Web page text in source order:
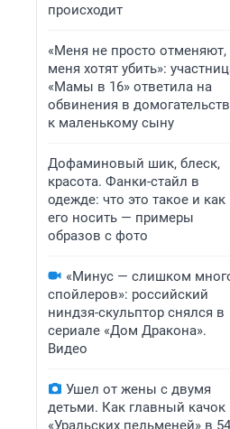
происходит
«Меня не просто отменяют,
меня хотят убить»:
«Мамы в 16» ответила на
обвинения в
к маленькому сыну
Дофаминовый шик, блеск,
красота. Фанки-стайл в
одежде: что это такое и как
его носить — примеры
образов с фото
«Минус — слишком
спойлеров»: российский
ниндзя-скульптор снялся в
сериале «Дом Дракона».
Видео
Ушел от жены с двумя
детьми. Как главный качок
«Уральских пельменей» в 54